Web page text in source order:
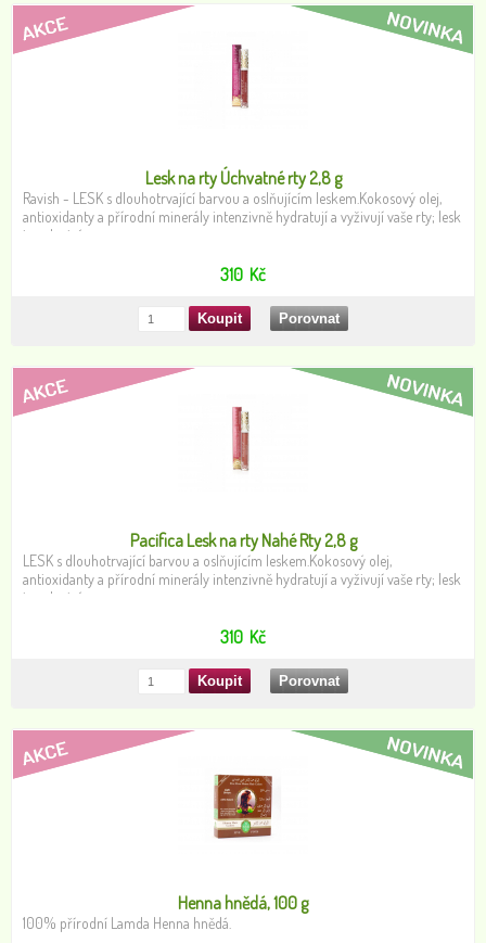
Lesk na rty Úchvatné rty 2,8 g
Ravish - LESK s dlouhotrvající barvou a oslňujícím leskem.Kokosový olej,
antioxidanty a přírodní minerály intenzivně hydratují a vyživují vaše rty; lesk
je nelepivý.
310 Kč
Pacifica Lesk na rty Nahé Rty 2,8 g
LESK s dlouhotrvající barvou a oslňujícím leskem.Kokosový olej,
antioxidanty a přírodní minerály intenzivně hydratují a vyživují vaše rty; lesk
je nelepivý.
310 Kč
Henna hnědá, 100 g
100% přírodní Lamda Henna hnědá.